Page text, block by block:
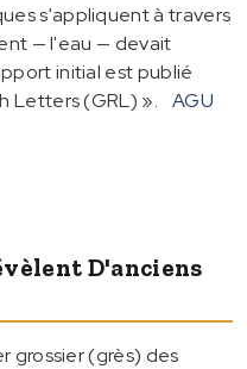
s'appliquent à travers
— l'eau — devait
initial est publié
Letters (GRL) ».
AGU
D'anciens
grossier (grès) des